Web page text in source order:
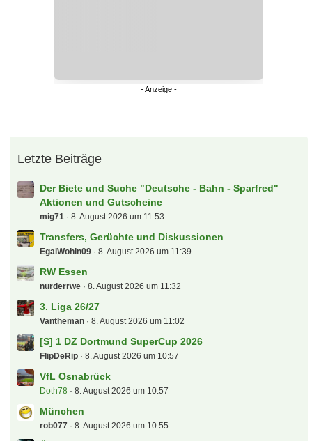
Letzte Beiträge
Der Biete und Suche "Deutsche - Bahn - Sparfred"
Aktionen und Gutscheine
mig71 8. August 2026 um 11:53
Transfers, Gerüchte und Diskussionen
EgalWohin09 8. August 2026 um 11:39
RW Essen
nurderrwe 8. August 2026 um 11:32
3. Liga 26/27
Vantheman 8. August 2026 um 11:02
[S] 1 DZ Dortmund SuperCup 2026
FlipDeRip 8. August 2026 um 10:57
VfL Osnabrück
Doth78 8. August 2026 um 10:57
München
rob077 8. August 2026 um 10:55